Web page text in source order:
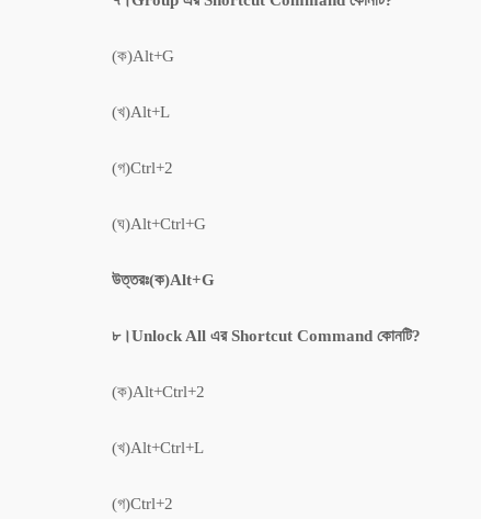
(ক)Alt+G
(খ)Alt+L
(গ)Ctrl+2
(ঘ)Alt+Ctrl+G
উত্তরঃ(ক)Alt+G
৮।Unlock All এর ‍Shortcut Command কোনটি?
(ক)Alt+Ctrl+2
(খ)Alt+Ctrl+L
(গ)Ctrl+2